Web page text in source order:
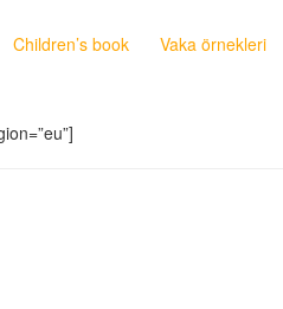
Children’s book Vaka örnekleri